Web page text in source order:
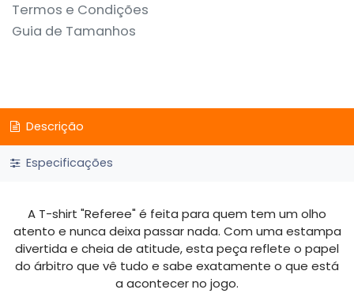
Termos e Condições
Guia de Tamanhos
Descrição
Especificações
A T-shirt "Referee" é feita para quem tem um olho
atento e nunca deixa passar nada. Com uma estampa
divertida e cheia de atitude, esta peça reflete o papel
do árbitro que vê tudo e sabe exatamente o que está
a acontecer no jogo.